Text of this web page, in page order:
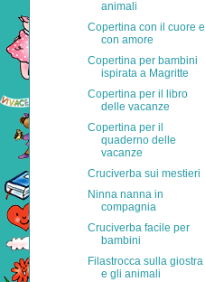
animali
Copertina con il cuore e
con amore
Copertina per bambini
ispirata a Magritte
Copertina per il libro
delle vacanze
Copertina per il
quaderno delle
vacanze
Cruciverba sui mestieri
Ninna nanna in
compagnia
Cruciverba facile per
bambini
Filastrocca sulla giostra
e gli animali